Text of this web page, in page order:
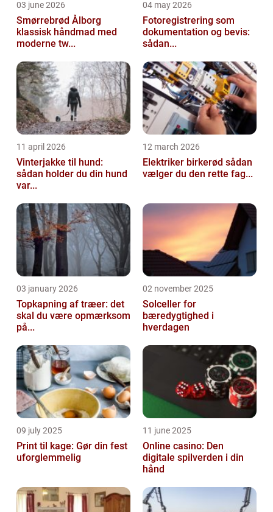
03 june 2026
Smørrebrød Ålborg
klassisk håndmad med
moderne tw...
04 may 2026
Fotoregistrering som
dokumentation og bevis:
sådan...
11 april 2026
Vinterjakke til hund:
sådan holder du din hund
var...
12 march 2026
Elektriker birkerød sådan
vælger du den rette fag...
03 january 2026
Topkapning af træer: det
skal du være opmærksom
på...
02 november 2025
Solceller for
bæredygtighed i
hverdagen
09 july 2025
Print til kage: Gør din fest
uforglemmelig
11 june 2025
Online casino: Den
digitale spilverden i din
hånd